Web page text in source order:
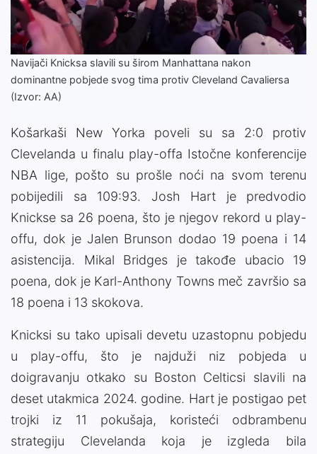
Video
Navijači Knicksa slavili su širom Manhattana nakon
dominantne pobjede svog tima protiv Cleveland Cavaliersa
(Izvor: AA)
Košarkaši New Yorka poveli su sa 2:0 protiv
Clevelanda u finalu play-offa Istočne konferencije
NBA lige, pošto su prošle noći na svom terenu
pobijedili sa 109:93. Josh Hart je predvodio
Knickse sa 26 poena, što je njegov rekord u play-
offu, dok je Jalen Brunson dodao 19 poena i 14
asistencija. Mikal Bridges je takođe ubacio 19
poena, dok je Karl-Anthony Towns meč završio sa
18 poena i 13 skokova.
Knicksi su tako upisali devetu uzastopnu pobjedu
u play-offu, što je najduži niz pobjeda u
doigravanju otkako su Boston Celticsi slavili na
deset utakmica 2024. godine. Hart je postigao pet
trojki iz 11 pokušaja, koristeći odbrambenu
strategiju Clevelanda koja je izgleda bila